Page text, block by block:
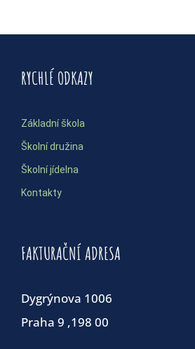
RYCHLÉ ODKAZY
Základní škola
Školní družina
Školní jídelna
Kontakty
FAKTURAČNÍ ADRESA
Dygrýnova 1006
Praha 9 ,198 00